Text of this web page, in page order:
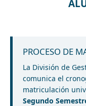
PROCESO DE
La División de
comunica el
matriculación
Segundo